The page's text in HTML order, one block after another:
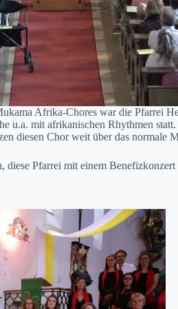
Afri­ka-Chores war die Pfar­rei
u.a. mit afrikanis­chen Rhyth­men
diesen Chor weit über das nor­male
Pfar­rei mit einem